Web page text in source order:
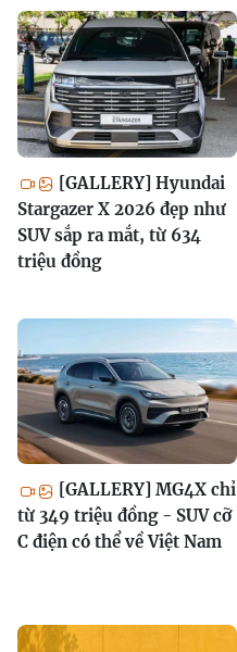
[GALLERY] Hyundai
Stargazer X 2026 đẹp như
SUV sắp ra mắt, từ 634
triệu đồng
[GALLERY] MG4X chỉ
từ 349 triệu đồng - SUV cỡ
C điện có thể về Việt Nam